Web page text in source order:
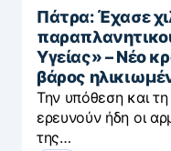
Πάτρα: Έχασε
Υγείας» – Νέο
βάρος
Την υπόθεση και
ερευνούν ήδη οι
της…